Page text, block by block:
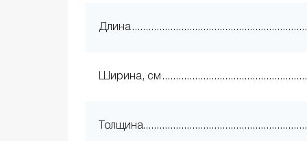
Длина
Ширина, см
Толщина